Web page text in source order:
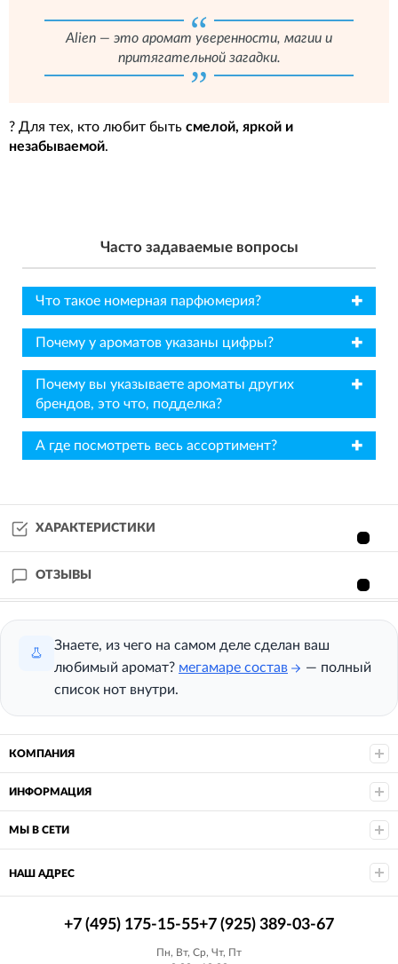
Alien — это аромат уверенности, магии и
притягательной загадки.
? Для тех, кто любит быть смелой, яркой и
незабываемой.
Часто задаваемые вопросы
✖
Что такое номерная парфюмерия?
✖
Почему у ароматов указаны цифры?
✖
Почему вы указываете ароматы других
брендов, это что, подделка?
✖
А где посмотреть весь ассортимент?
ХАРАКТЕРИСТИКИ
ОТЗЫВЫ
Знаете, из чего на самом деле сделан ваш
любимый аромат? мегамаре состав
— полный
список нот внутри.
КОМПАНИЯ
ИНФОРМАЦИЯ
МЫ В СЕТИ
НАШ АДРЕС
+7 (495) 175-15-55+7 (925) 389-03-67
Пн, Вт, Ср, Чт, Пт